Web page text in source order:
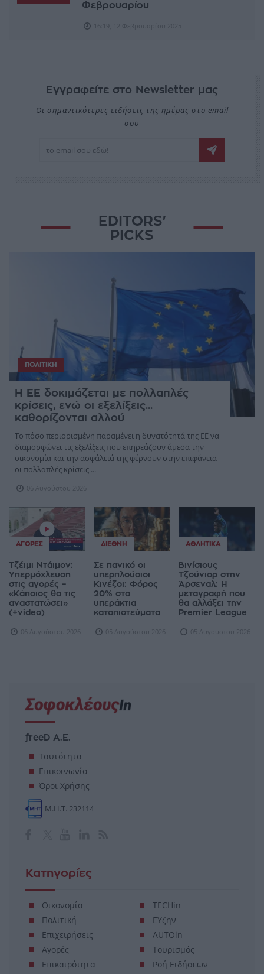
Φεβρουαρίου
Εγγραφείτε στο Newsletter μας
Οι σημαντικότερες ειδήσεις της ημέρας στο email
σου
EDITORS'
PICKS
ΠΟΛΙΤΙΚΉ
Η ΕΕ δοκιμάζεται με πολλαπλές
κρίσεις, ενώ οι εξελίξεις...
καθορίζονται αλλού
Το πόσο περιορισμένη παραμένει η δυνατότητά της ΕΕ να
διαμορφώνει τις εξελίξεις που επηρεάζουν άμεσα την
οικονομία και την ασφάλειά της φέρνουν στην επιφάνεια
οι πολλαπλές κρίσεις ...
06 Αυγούστου 2026
ΑΓΟΡΈΣ
Τζέιμι Ντάιμον:
Υπερμόχλευση
στις αγορές –
«Κάποιος θα τις
αναστατώσει»
(+video)
06 Αυγούστου 2026
ΔΙΕΘΝΉ
Σε πανικό οι
υπερπλούσιοι
Κινέζοι: Φόρος
20% στα
υπεράκτια
καταπιστεύματα
05 Αυγούστου 2026
ΑΘΛΗΤΙΚΆ
Βινίσιους
Τζούνιορ στην
Άρσεναλ: Η
μεταγραφή που
θα αλλάξει την
Premier League
05 Αυγούστου 2026